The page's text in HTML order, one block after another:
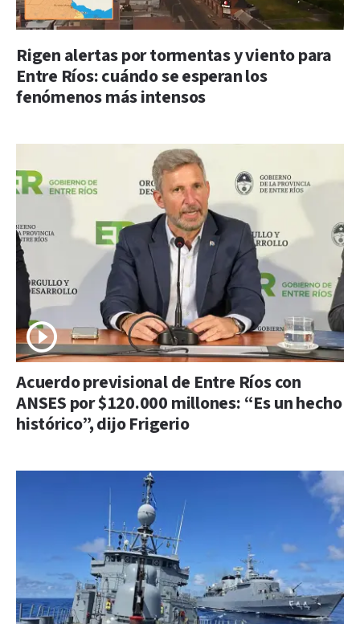
Rigen alertas por tormentas y viento para
Entre Ríos: cuándo se esperan los
fenómenos más intensos
Acuerdo previsional de Entre Ríos con
ANSES por $120.000 millones: “Es un hecho
histórico”, dijo Frigerio